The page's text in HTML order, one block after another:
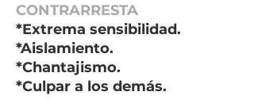
CONTRARRESTA
*Extrema sensibilidad.
*Aislamiento.
*Chantajismo.
*Culpar a los demás.